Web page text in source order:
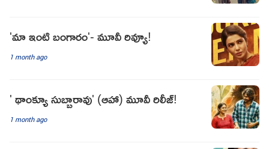
'మా ఇంటి బంగారం'- మూవీ రివ్యూ!
1 month ago
' థాంక్యూ సుబ్బారావు' (ఆహా) మూవీ రిలీజ్!
1 month ago